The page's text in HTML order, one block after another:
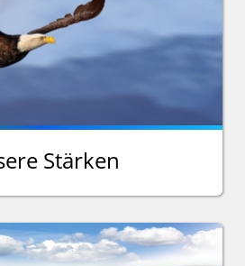
Stärken